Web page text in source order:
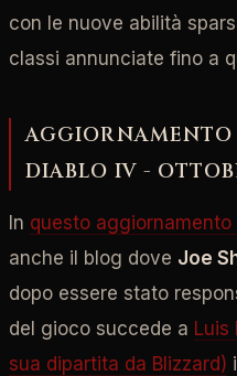
con le nuove abilità
classi annunciate fino a
DIABLO IV -
In questo aggiornamento
anche il blog dove Joe
dopo essere stato
del gioco succede a Luis
sua dipartita da Blizzard)